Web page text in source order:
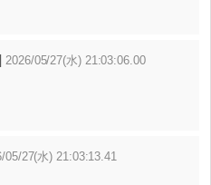
2026/05/27(水) 21:03:06.00
05/27(水) 21:03:13.41